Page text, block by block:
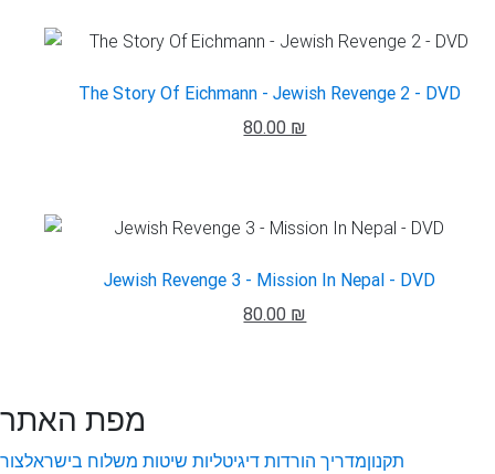
The Story Of Eichmann - Jewish Revenge 2 - DVD
80.00 ₪
Jewish Revenge 3 - Mission In Nepal - DVD
80.00 ₪
מפת האתר
תקנוןמדריך הורדות דיגיטליות שיטות משלוח בישראלצור